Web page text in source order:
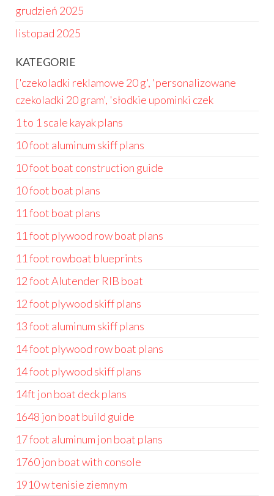
grudzień 2025
listopad 2025
KATEGORIE
['czekoladki reklamowe 20 g', 'personalizowane
czekoladki 20 gram', 'słodkie upominki czek
1 to 1 scale kayak plans
10 foot aluminum skiff plans
10 foot boat construction guide
10 foot boat plans
11 foot boat plans
11 foot plywood row boat plans
11 foot rowboat blueprints
12 foot Alutender RIB boat
12 foot plywood skiff plans
13 foot aluminum skiff plans
14 foot plywood row boat plans
14 foot plywood skiff plans
14ft jon boat deck plans
1648 jon boat build guide
17 foot aluminum jon boat plans
1760 jon boat with console
1910 w tenisie ziemnym